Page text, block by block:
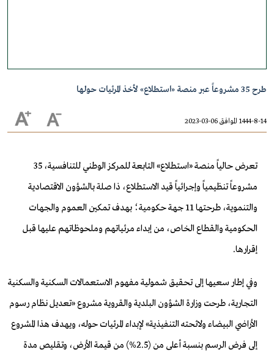
طرح 35 مشروعاً عبر منصة «استطلاع» لأخذ المرئيات حولها
1444-8-14 الموافق 06-03-2023
تعرض حالياً منصة «استطلاع» التابعة للمركز الوطني للتنافسية، 35
مشروعاً تنظيمياً وإجرائياً قيد الاستطلاع، ذا صلة بالشؤون الاقتصادية
والتنموية، طرحتها 11 جهة حكومية؛ بهدف تمكين العموم والجهات
الحكومية والقطاع الخاص، من إبداء مرئياتهم وملحوظاتهم عليها قبل
إقرارها.
وفي إطار سعيها إلى تحقيق شمولية مفهوم الاستعمالات السكنية والسكنية
التجارية، طرحت وزارة الشؤون البلدية والقروية مشروع «تعديل نظام رسوم
الأراضي البيضاء ولائحته التنفيذية» لإبداء المرئيات حوله، ويهدف هذا المشروع
إلى فرض الرسم بنسبة أعلى من (2.5%) من قيمة الأرض، وتقليص مدة